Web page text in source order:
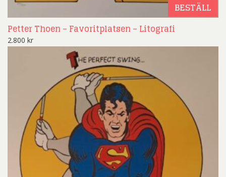
BESTÄLL
Petter Thoen – Favoritplatsen – Litografi
2.800 kr